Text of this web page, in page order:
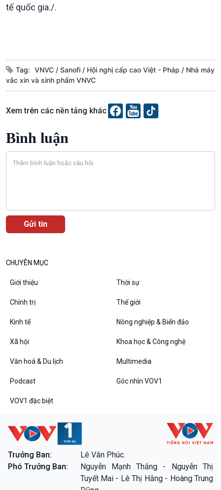
VOV1 đặc biệt
Các chương trình đặc biệt
tế quốc gia./.
Tag: VNVC Sanofi Hội nghị cấp cao Việt - Pháp
Nhà máy
vắc xin và sinh phẩm VNVC
Xem trên các nền tảng khác
Bình luận
CHUYÊN MỤC
Giới thiệu Thời sự
Chính trị Thế giới
Kinh tế Nông nghiệp & Biển đảo
Xã hội Khoa học & Công nghệ
Văn hoá & Du lịch Multimedia
Podcast Góc nhìn VOV1
VOV1 đặc biệt
Trưởng Ban:
Lê Văn Phúc.
Phó Trưởng Ban:
Nguyễn Mạnh Thắng - Nguyễn Thị
Tuyết Mai - Lê Thị Hằng - Hoàng Trung